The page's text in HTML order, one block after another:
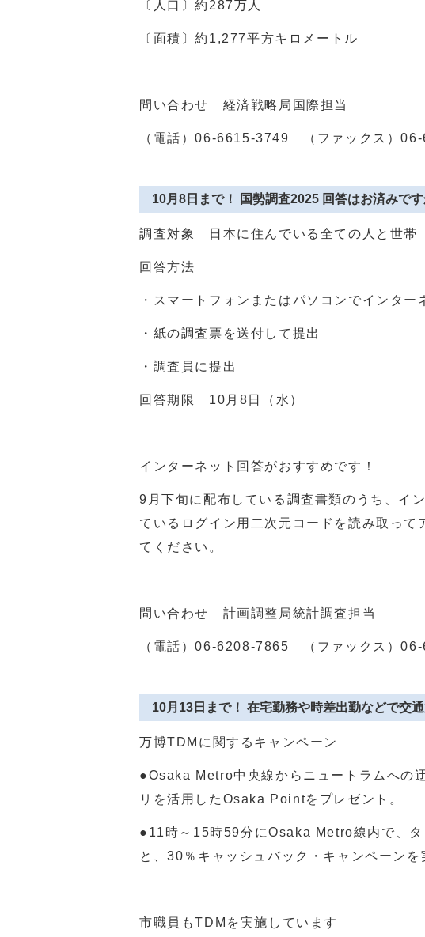
〔人口〕約287万人
〔面積〕約1,277平方キロメートル
問い合わせ 経済戦略局国際担当
（電話）06-6615-3749 （ファックス）06-
10月8日まで！ 国勢調査2025 回答はお済みです
調査対象 日本に住んでいる全ての人と世帯
回答方法
・スマートフォンまたはパソコンでインター
・紙の調査票を送付して提出
・調査員に提出
回答期限 10 月8日（水）
インターネット回答がおすすめです！
9月下旬に配布している調査書類のうち、イ
ているログイン用二次元コードを読み取って
てください。
問い合わせ 計画調整局統計調査担当
（電話）06-6208-7865 （ファックス）06-
10月13日まで！ 在宅勤務や時差出勤などで交
万博TDM に関するキャンペーン
●Osaka Metro中央線からニュートラムへの
リを活用した Osaka Pointをプレゼント。
● 11 時～ 15時59分にOsaka Metro線内で、
と、30 ％キャッシュバック・キャンペーンを
市職員もTDM を実施しています